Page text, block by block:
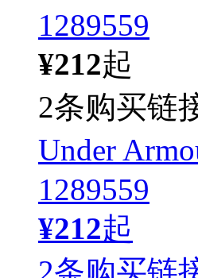
1289559
¥212起
2条购买链
Under
1289559
¥212起